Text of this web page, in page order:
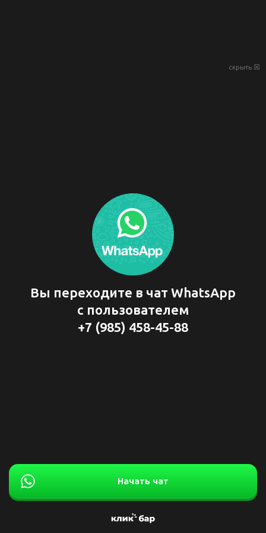
скрыть ☒
Вы переходите в чат WhatsApp
с пользователем
+7 (985) 458-45-88
Начать чат